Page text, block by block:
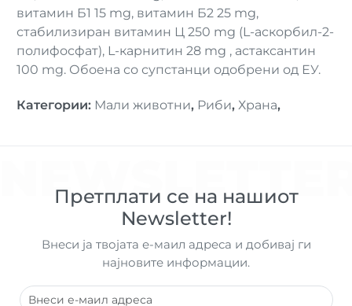
витамин Б1 15 mg, витамин Б2 25 mg,
стабилизиран витамин Ц 250 mg (L-аскорбил-2-
полифосфат), L-карнитин 28 mg , астаксантин
100 mg. Обоена со супстанци одобрени од ЕУ.
Категории: Мали животни, Риби, Храна,
Претплати се на нашиот
Newsletter!
Внеси ја твојата е-маил адреса и добивај ги
најновите информации.